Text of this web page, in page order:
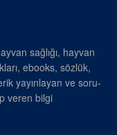
sağlığı, hayvan
ebooks, sözlük,
yayınlayan ve soru-
veren bilgi